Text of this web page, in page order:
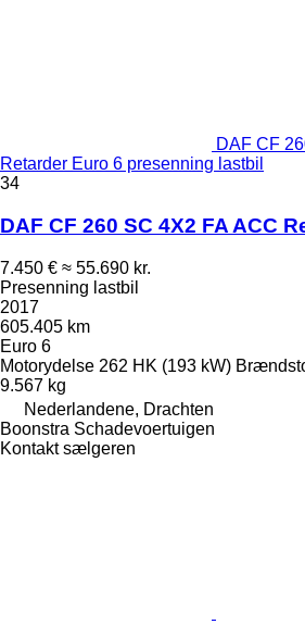
DAF CF
Retarder Euro 6 presenning lastbil
34
DAF CF 260 SC 4X2 FA ACC
7.450 € ≈ 55.690 kr.
Presenning lastbil
2017
605.405 km
Euro 6
Motorydelse 262 HK (193 kW)
9.567 kg
Nederlandene, Drachten
Boonstra Schadevoertuigen
Kontakt sælgeren